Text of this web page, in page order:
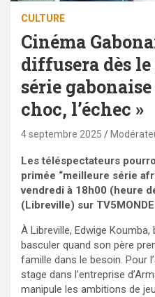
CULTURE
Cinéma
diffusera dès le
série
choc, l’échec »
4 septembre 2025
Les téléspectateurs
primée “meilleure série
vendredi à 18h00 (heure
(Libreville) sur
À Libreville, Edwige
basculer quand son père
famille dans le besoin. Pour
stage dans l’entreprise
manipule les ambitions de